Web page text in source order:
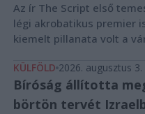
Az ír The Script első
légi akrobatikus premier
kiemelt pillanata volt a
KÜLFÖLD 2026. augusztus 3.
Bíróság állította
börtön tervét